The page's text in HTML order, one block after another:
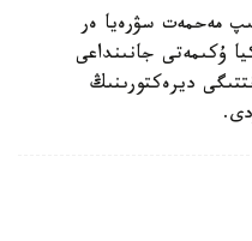
مەحمەت سۋرەيا ەر
ۇكىمەتى جانىنداعى
ديرەكتورىنىڭ